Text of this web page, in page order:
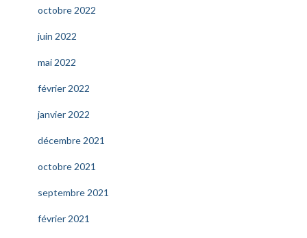
octobre 2022
juin 2022
mai 2022
février 2022
janvier 2022
décembre 2021
octobre 2021
septembre 2021
février 2021